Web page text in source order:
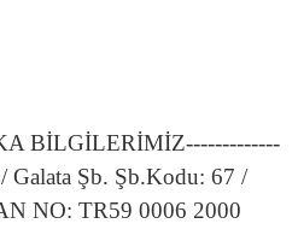
BİLGİLERİMİZ-------------
Galata Şb. Şb.Kodu: 67 /
NO: TR59 0006 2000